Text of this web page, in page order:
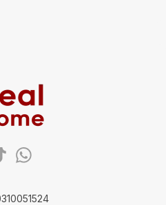
Universitate
Pallady